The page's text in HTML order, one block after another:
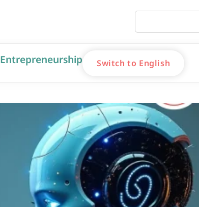
Entrepreneurship Switch to English